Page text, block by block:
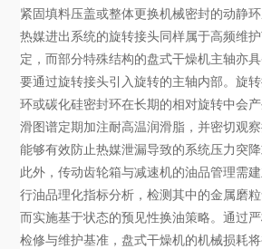
紧固填料压盖或整体更换机械密封的动静环
热媒进出系统的旋转接头同样属于高频维
定，而部分特殊结构的盘式干燥机主轴亦
要通过旋转接头引入旋转的主轴内部。旋
环或碳化硅密封环在长期的相对旋转中会
滑图谱定期加注耐高温润滑脂，并密切观
能够有效防止热媒泄漏导致的系统压力突降
此外，传动齿轮箱与减速机的油品管理需
行油品理化指标分析，检测其中的金属磨
而实施基于状态的预见性换油策略。通过
检修与维护基准，盘式干燥机的机械损耗